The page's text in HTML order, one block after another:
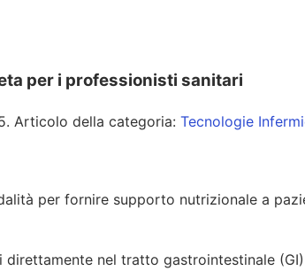
per i professionisti sanitari
. Articolo della categoria: Tecnologie
per fornire supporto nutrizionale a
nel tratto gastrointestinale